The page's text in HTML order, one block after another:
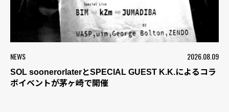
NEWS 2026.08.09
SOL soonerorlaterとSPECIAL GUEST K.K.によるコラ
ボイベントが茅ヶ崎で開催